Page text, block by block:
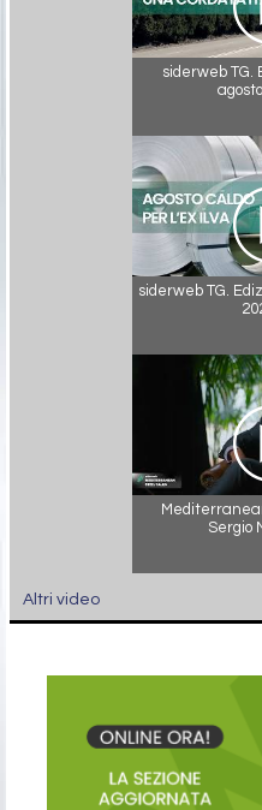
siderweb TG.
siderweb TG.
Sergio
Altri video